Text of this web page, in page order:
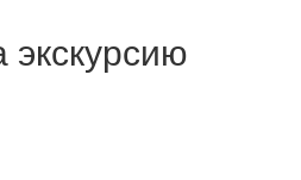
экскурсию